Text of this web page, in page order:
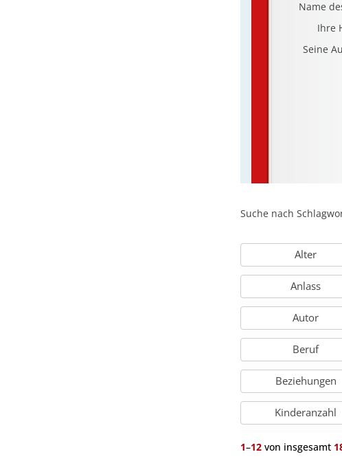
Name
Ihre
Seine
Suche nach
Alter
Anlass
Autor
Beruf
Beziehungen
Kinderanzahl
1–12von insgesamt